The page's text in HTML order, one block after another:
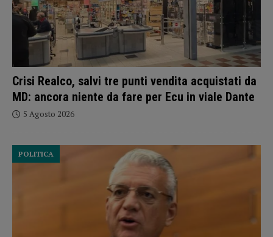
Crisi Realco, salvi tre punti vendita acquistati da
MD: ancora niente da fare per Ecu in viale Dante
5 Agosto 2026
POLITICA